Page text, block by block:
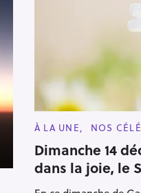
C
T
E
G
O
À LA UNE NOS
Dimanche 14
dans la joie, le